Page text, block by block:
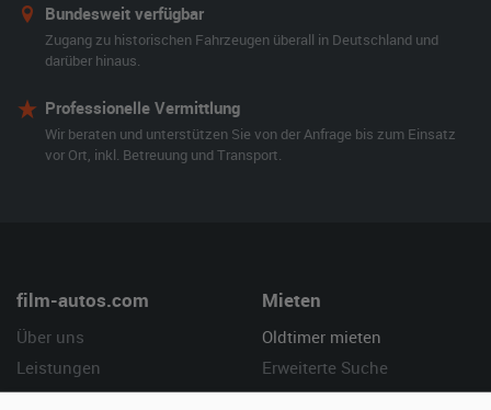
Bundesweit verfügbar
Zugang zu historischen Fahrzeugen überall in Deutschland und
darüber hinaus.
Professionelle Vermittlung
Wir beraten und unterstützen Sie von der Anfrage bis zum Einsatz
vor Ort, inkl. Betreuung und Transport.
film-autos.com
Über uns
Leistungen
Referenzen
Mieten
Oldtimer mieten
Erweiterte Suche
Fragen für Mieter